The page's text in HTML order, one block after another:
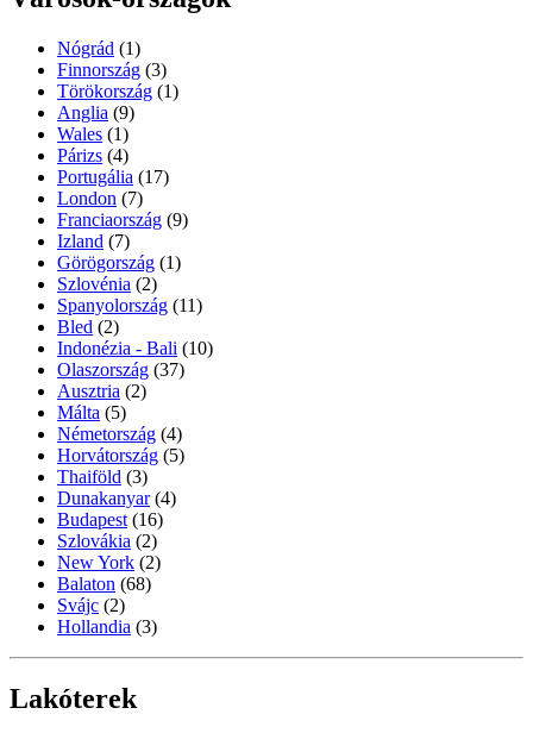
Nógrád (1)
Finnország (3)
Törökország (1)
Anglia (9)
Wales (1)
Párizs (4)
Portugália (17)
London (7)
Franciaország (9)
Izland (7)
Görögország (1)
Szlovénia (2)
Spanyolország (11)
Bled (2)
Indonézia - Bali (10)
Olaszország (37)
Ausztria (2)
Málta (5)
Németország (4)
Horvátország (5)
Thaiföld (3)
Dunakanyar (4)
Budapest (16)
Szlovákia (2)
New York (2)
Balaton (68)
Svájc (2)
Hollandia (3)
Lakóterek